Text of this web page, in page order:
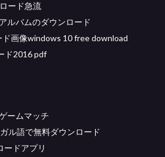
ード急流
ルバムのダウンロード
画像windows 10 free download
ド2016 pdf
ームマッチ
ル語で無料ダウンロード
ードアプリ